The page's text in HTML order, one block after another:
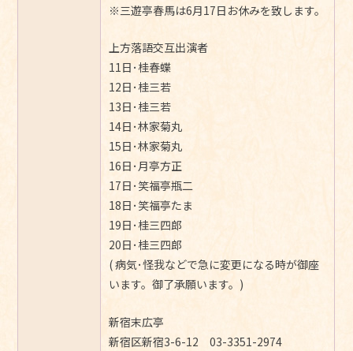
※三遊亭春馬は6月17日お休みを致します。
上方落語交互出演者
11日･桂春蝶
12日･桂三若
13日･桂三若
14日･林家菊丸
15日･林家菊丸
16日･月亭方正
17日･笑福亭瓶二
18日･笑福亭たま
19日･桂三四郎
20日･桂三四郎
( 病気･怪我などで急に変更になる時が御座
います。御了承願います。)
新宿末広亭
新宿区新宿3-6-12 03-3351-2974